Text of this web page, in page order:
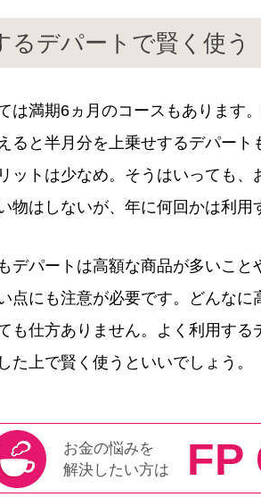
るデパートで賢く使う
は満期6ヵ月のコースもあります
ると半月分を上乗せするデパー
ットは少なめ。そうはいっても
物はしないが、年に何回かは利用
デパートは高額な商品が多いこ
点にも注意が必要です。どんな
も仕方ありません。よく利用す
た上で賢く使うといいでしょう。
お金の悩みを
解決したい方は
FP